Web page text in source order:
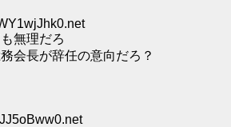
無理だろ
会長が辞任の意向だろ？